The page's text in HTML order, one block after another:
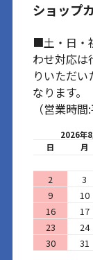
ショップ
■土・日・
わせ対応は
りいただ
なります。
（営業時
2026年8
日
月
2
3
9
10
16
17
23
24
30
31